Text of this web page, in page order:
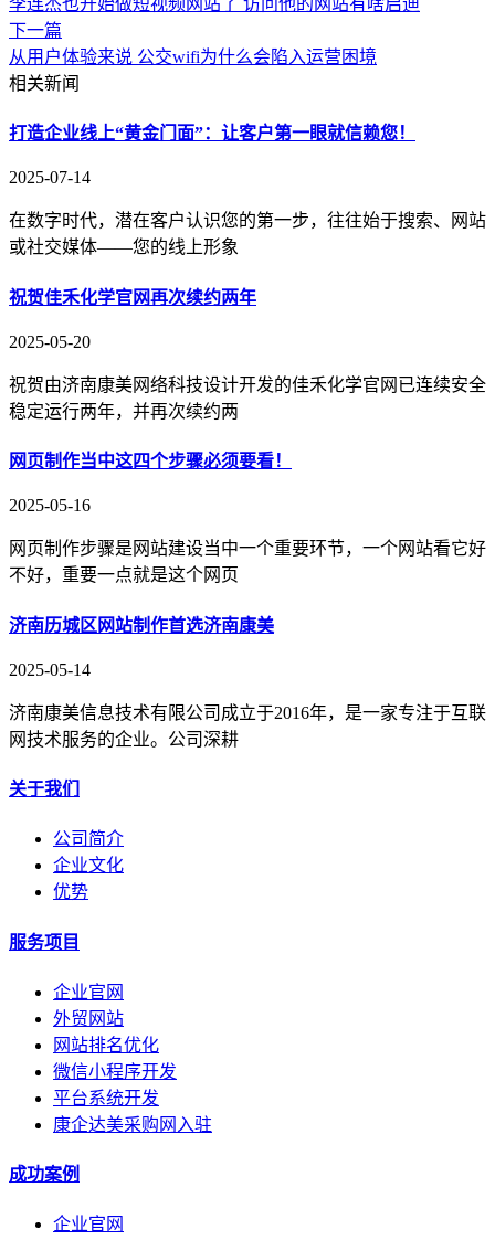
下一篇
从用户体验来说 公交wifi为什么会陷入运营困境
相关新闻
打造企业线上“黄金门面”：让客户第一眼就信赖您！
2025-07-14
在数字时代，潜在客户认识您的第一步，往往始于搜索、网站
或社交媒体——您的线上形象
祝贺佳禾化学官网再次续约两年
2025-05-20
祝贺由济南康美网络科技设计开发的佳禾化学官网已连续安全
稳定运行两年，并再次续约两
网页制作当中这四个步骤必须要看！
2025-05-16
网页制作步骤是网站建设当中一个重要环节，一个网站看它好
不好，重要一点就是这个网页
济南历城区网站制作首选济南康美
2025-05-14
济南康美信息技术有限公司成立于2016年，是一家专注于互联
网技术服务的企业。公司深耕
关于我们
公司简介
企业文化
优势
服务项目
企业官网
外贸网站
网站排名优化
微信小程序开发
平台系统开发
康企达美采购网入驻
成功案例
企业官网